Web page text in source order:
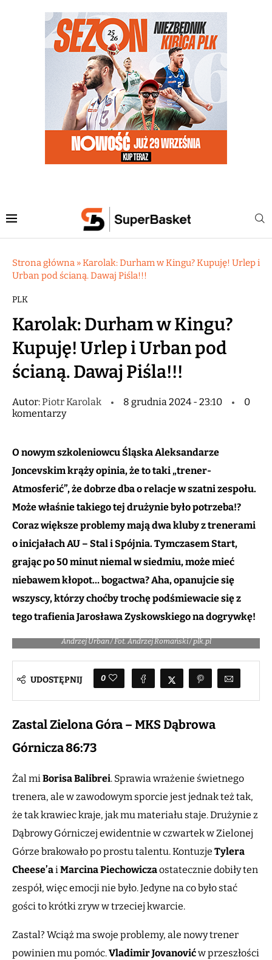
Strona główna »Karolak: Durham w Kingu? Kupuję! Urlep i
Urban pod ścianą. Dawaj Piśla!!!
PLK
Karolak: Durham w Kingu?
Kupuję! Urlep i Urban pod
ścianą. Dawaj Piśla!!!
Autor:Piotr Karolak 8 grudnia 2024 - 23:10
0
komentarzy
O nowym szkoleniowcu Śląska Aleksandarze
Joncevskim krąży opinia, że to taki „trener-
Atmosferić”, że dobrze dba o relacje w szatni zespołu.
Może właśnie takiego tej drużynie było potrzeba!?
Coraz większe problemy mają dwa kluby z trenerami
o inicjałach AU – Stal i Spójnia. Tymczasem Start,
grając po 50 minut niemal w siedmiu, może mieć
niebawem kłopot… bogactwa? Aha, opanujcie się
wszyscy, którzy choćby trochę podśmiewacie się z
tego trafienia Jarosława Zyskowskiego na dogrywkę!
Andrzej Urban / Fot. Andrzej Romański / plk.pl
UDOSTĘPNIJ 0
Zastal Zielona Góra – MKS Dąbrowa
Górnicza86:73
Żal miBorisa Balibrei. Sprawia wrażenie świetnego
trenera, ale w zawodowym sporcie jest jednak też tak,
że tak krawiec kraje, jak mu materiału staje. Drużynie z
Dąbrowy Górniczej ewidentnie w czwartek w Zielonej
Górze brakowało po prostu talentu. Kontuzje Tylera
Cheese’aiMarcina Piechowiczaostatecznie dobiły ten
zespół, więc emocji nie było. Jedyne na co było stać
gości to krótki zryw w trzeciej kwarcie.
Zastal? Wciąż ma swoje problemy, ale nowy trener
powinien mu pomóc.Vladimir Jovanovićw przeszłości